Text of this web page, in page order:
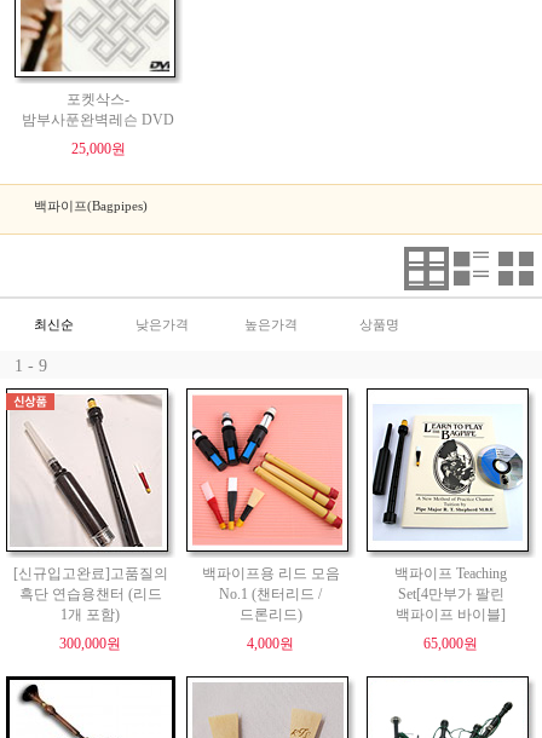
포켓삭스-
밤부사푼완벽레슨 DVD
25,000원
백파이프(Bagpipes)
최신순 낮은가격 높은가격 상품명
1 - 9
[신규입고완료]고품질의
흑단 연습용챈터 (리드
1개 포함)
300,000원
백파이프용 리드 모음
No.1 (챈터리드 /
드론리드)
4,000원
백파이프 Teaching
Set[4만부가 팔린
백파이프 바이블]
65,000원